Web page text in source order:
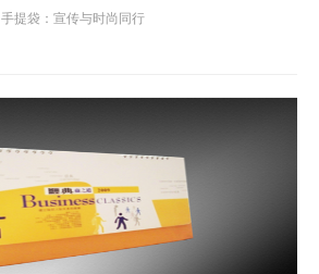
手提袋：宣传与时尚同行